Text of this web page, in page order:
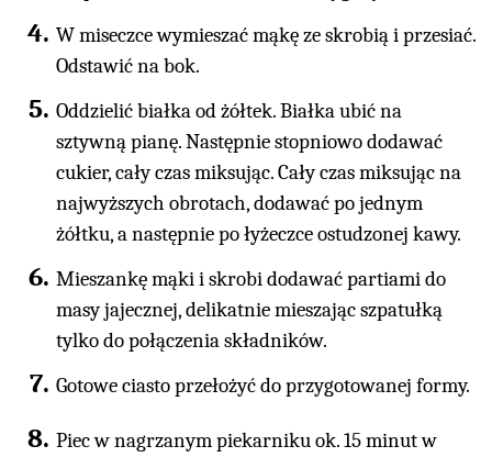
W miseczce wymieszać mąkę ze skrobią i przesiać.
Odstawić na bok.
Oddzielić białka od żółtek. Białka ubić na
sztywną pianę. Następnie stopniowo dodawać
cukier, cały czas miksując. Cały czas miksując na
najwyższych obrotach, dodawać po jednym
żółtku, a następnie po łyżeczce ostudzonej kawy.
Mieszankę mąki i skrobi dodawać partiami do
masy jajecznej, delikatnie mieszając szpatułką
tylko do połączenia składników.
Gotowe ciasto przełożyć do przygotowanej formy.
Piec w nagrzanym piekarniku ok. 15 minut w